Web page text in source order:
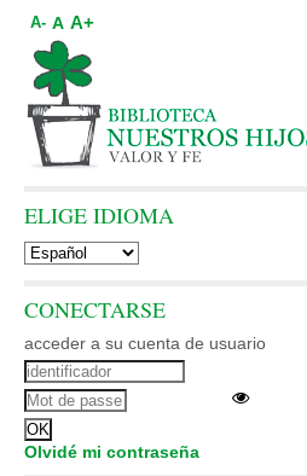
A- A A+
ELIGE IDIOMA
CONECTARSE
acceder a su cuenta de usuario
Olvidé mi contraseña